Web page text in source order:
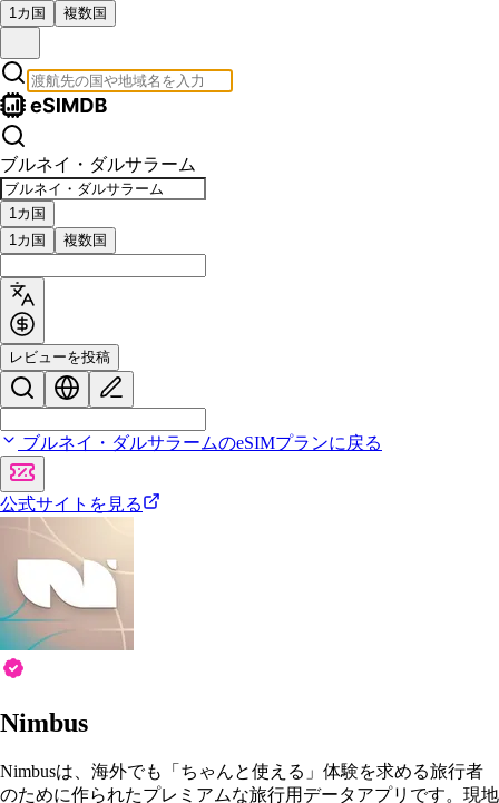
1カ国 複数国
ブルネイ・ダルサラーム
1カ国
1カ国
複数国
レビューを投稿
ブルネイ・ダルサラームのeSIMプランに戻る
公式サイトを見る
Nimbus
Nimbusは、海外でも「ちゃんと使える」体験を求める旅行者
のために作られたプレミアムな旅行用データアプリです。現地